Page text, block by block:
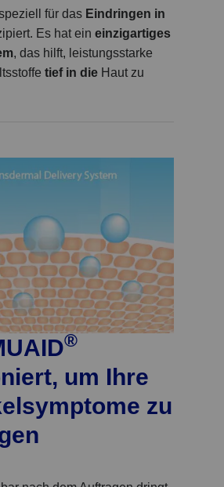
für das Eindringen in
Es hat ein einzigartiges
, das hilft, leistungsstarke
tief in die Haut zu
®
um Ihre
zu